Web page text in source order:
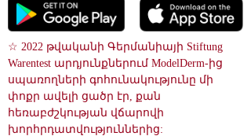
☆ 2022 թվականի Գերմանիայի Stiftung
Warentest արդյունքներում ModelDerm-ից
սպառողների գոհունակությունը մի
փոքր ավելի ցածր էր, քան
հեռաբժշկության վճարովի
խորհրդատվություններից: